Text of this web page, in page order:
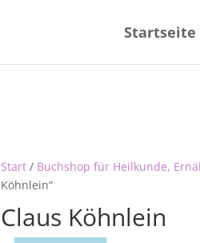
Startseite
Start/ Buchshop für Heilkunde,
Köhnlein“
Claus Köhnlein